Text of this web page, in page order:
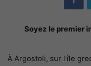
Soyez le premier
À Argostoli, sur l’île